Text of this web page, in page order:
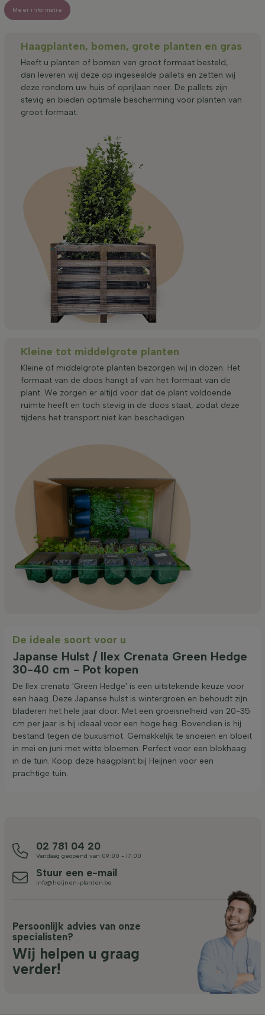
Meer informatie
Haagplanten, bomen, grote planten en gras
Heeft u planten of bomen van groot formaat besteld,
dan leveren wij deze op ingesealde pallets en zetten wij
deze rondom uw huis of oprijlaan neer. De pallets zijn
stevig en bieden optimale bescherming voor planten van
groot formaat.
Kleine tot middelgrote planten
Kleine of middelgrote planten bezorgen wij in dozen. Het
formaat van de doos hangt af van het formaat van de
plant. We zorgen er altijd voor dat de plant voldoende
ruimte heeft en toch stevig in de doos staat, zodat deze
tijdens het transport niet kan beschadigen.
De ideale soort voor u
Japanse Hulst / Ilex Crenata Green Hedge
30-40 cm - Pot kopen
De Ilex crenata 'Green Hedge' is een uitstekende keuze voor
een haag. Deze Japanse hulst is wintergroen en behoudt zijn
bladeren het hele jaar door. Met een groeisnelheid van 20-35
cm per jaar is hij ideaal voor een hoge heg. Bovendien is hij
bestand tegen de buxusmot. Gemakkelijk te snoeien en bloeit
in mei en juni met witte bloemen. Perfect voor een blokhaag
in de tuin. Koop deze haagplant bij Heijnen voor een
prachtige tuin.
02 781 04 20
Vandaag geopend van 09:00 - 17:00
Stuur een e-mail
info@heijnen-planten.be
Persoonlijk advies van onze
specialisten?
Wij helpen u graag
verder!